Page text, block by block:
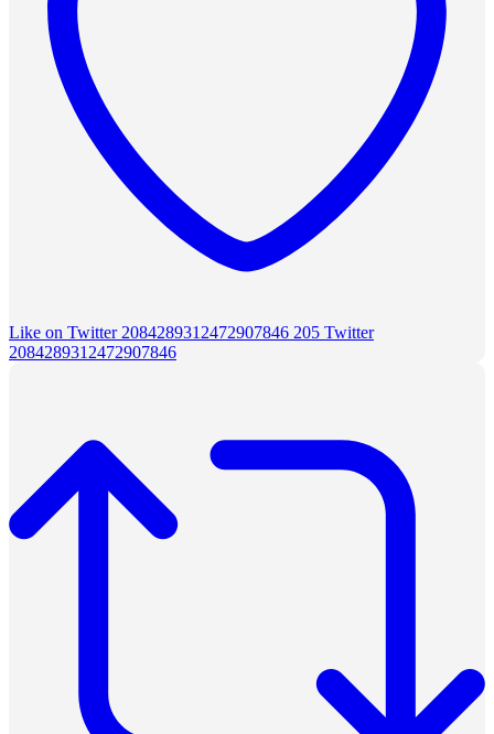
Like on Twitter 2084289312472907846 205 Twitter
2084289312472907846